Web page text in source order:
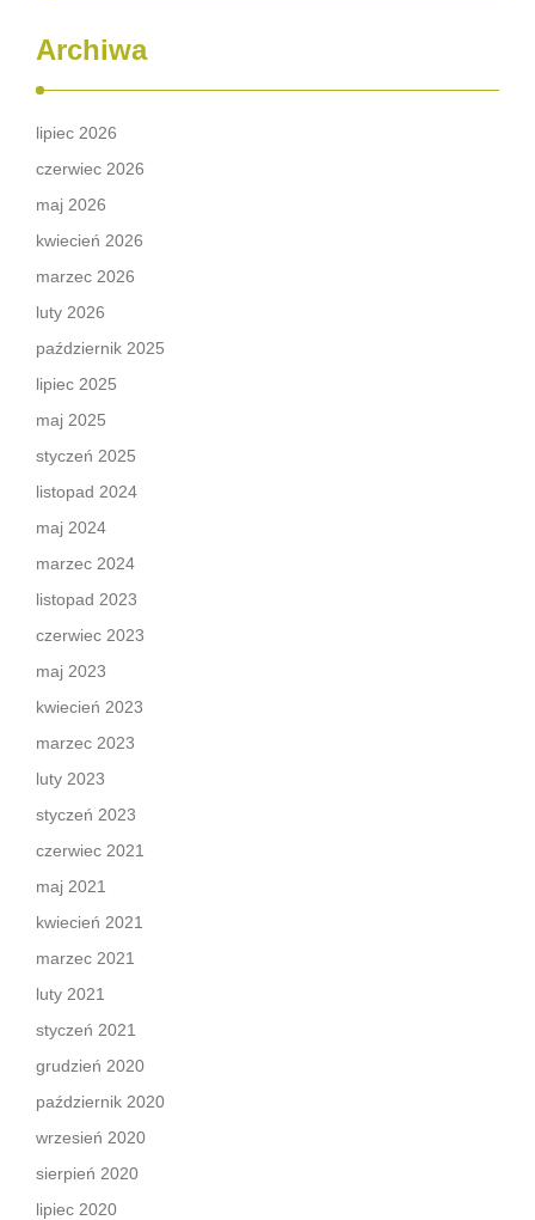
Archiwa
lipiec 2026
czerwiec 2026
maj 2026
kwiecień 2026
marzec 2026
luty 2026
październik 2025
lipiec 2025
maj 2025
styczeń 2025
listopad 2024
maj 2024
marzec 2024
listopad 2023
czerwiec 2023
maj 2023
kwiecień 2023
marzec 2023
luty 2023
styczeń 2023
czerwiec 2021
maj 2021
kwiecień 2021
marzec 2021
luty 2021
styczeń 2021
grudzień 2020
październik 2020
wrzesień 2020
sierpień 2020
lipiec 2020